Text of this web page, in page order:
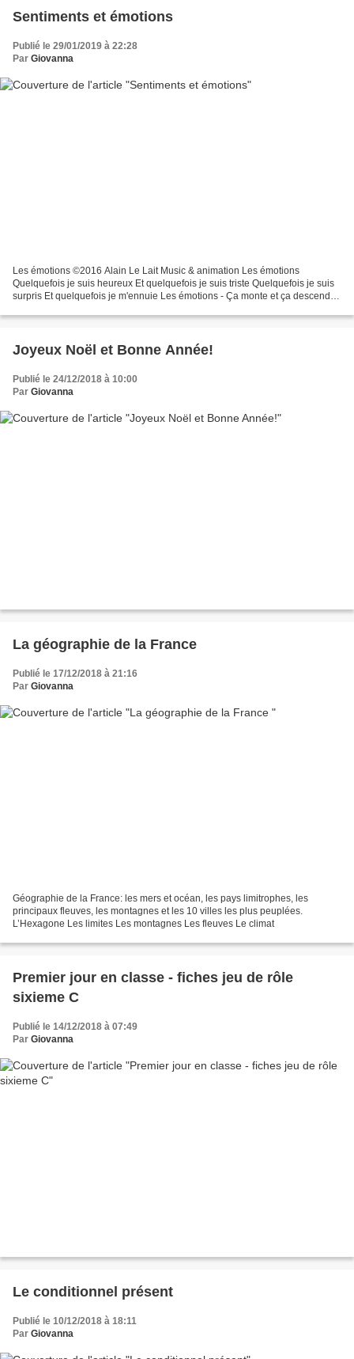
Sentiments et émotions
Publié le 29/01/2019 à 22:28
Par Giovanna
Les émotions ©2016 Alain Le Lait Music & animation Les émotions
Quelquefois je suis heureux Et quelquefois je suis triste Quelquefois je suis
surpris Et quelquefois je m'ennuie Les émotions - Ça monte et ça descend
Joyeux Noël et Bonne Année!
Publié le 24/12/2018 à 10:00
Par Giovanna
La géographie de la France
Publié le 17/12/2018 à 21:16
Par Giovanna
Géographie de la France: les mers et océan, les pays limitrophes, les
principaux fleuves, les montagnes et les 10 villes les plus peuplées.
L’Hexagone Les limites Les montagnes Les fleuves Le climat
Premier jour en classe - fiches jeu de rôle
sixieme C
Publié le 14/12/2018 à 07:49
Par Giovanna
Le conditionnel présent
Publié le 10/12/2018 à 18:11
Par Giovanna